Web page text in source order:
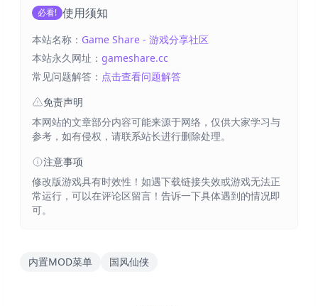
必看! 使用须知
本站名称： Game Share - 游戏分享社区
本站永久网址： gameshare.cc
常见问题解答： 点击查看问题解答
免责声明
本网站的文章部分内容可能来源于网络，仅供大家学习与
参考，如有侵权，请联系站长进行删除处理。
注意事项
修改版游戏具有时效性！如遇下载链接失效或游戏无法正
常运行，可以在评论区留言！告诉一下具体遇到的情况即
可。
内置MOD菜单 国风仙侠